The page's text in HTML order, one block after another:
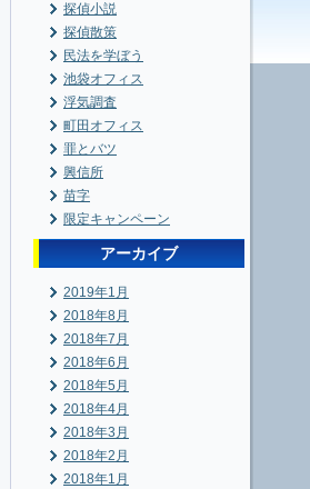
探偵小説
探偵散策
民法を学ぼう
池袋オフィス
浮気調査
町田オフィス
罪とバツ
興信所
苗字
限定キャンペーン
アーカイブ
2019年1月
2018年8月
2018年7月
2018年6月
2018年5月
2018年4月
2018年3月
2018年2月
2018年1月